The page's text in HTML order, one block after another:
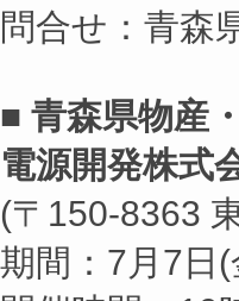
問合せ：青
■ 青森県物産
電源開発株式
(〒150-8363
期間：7月7日